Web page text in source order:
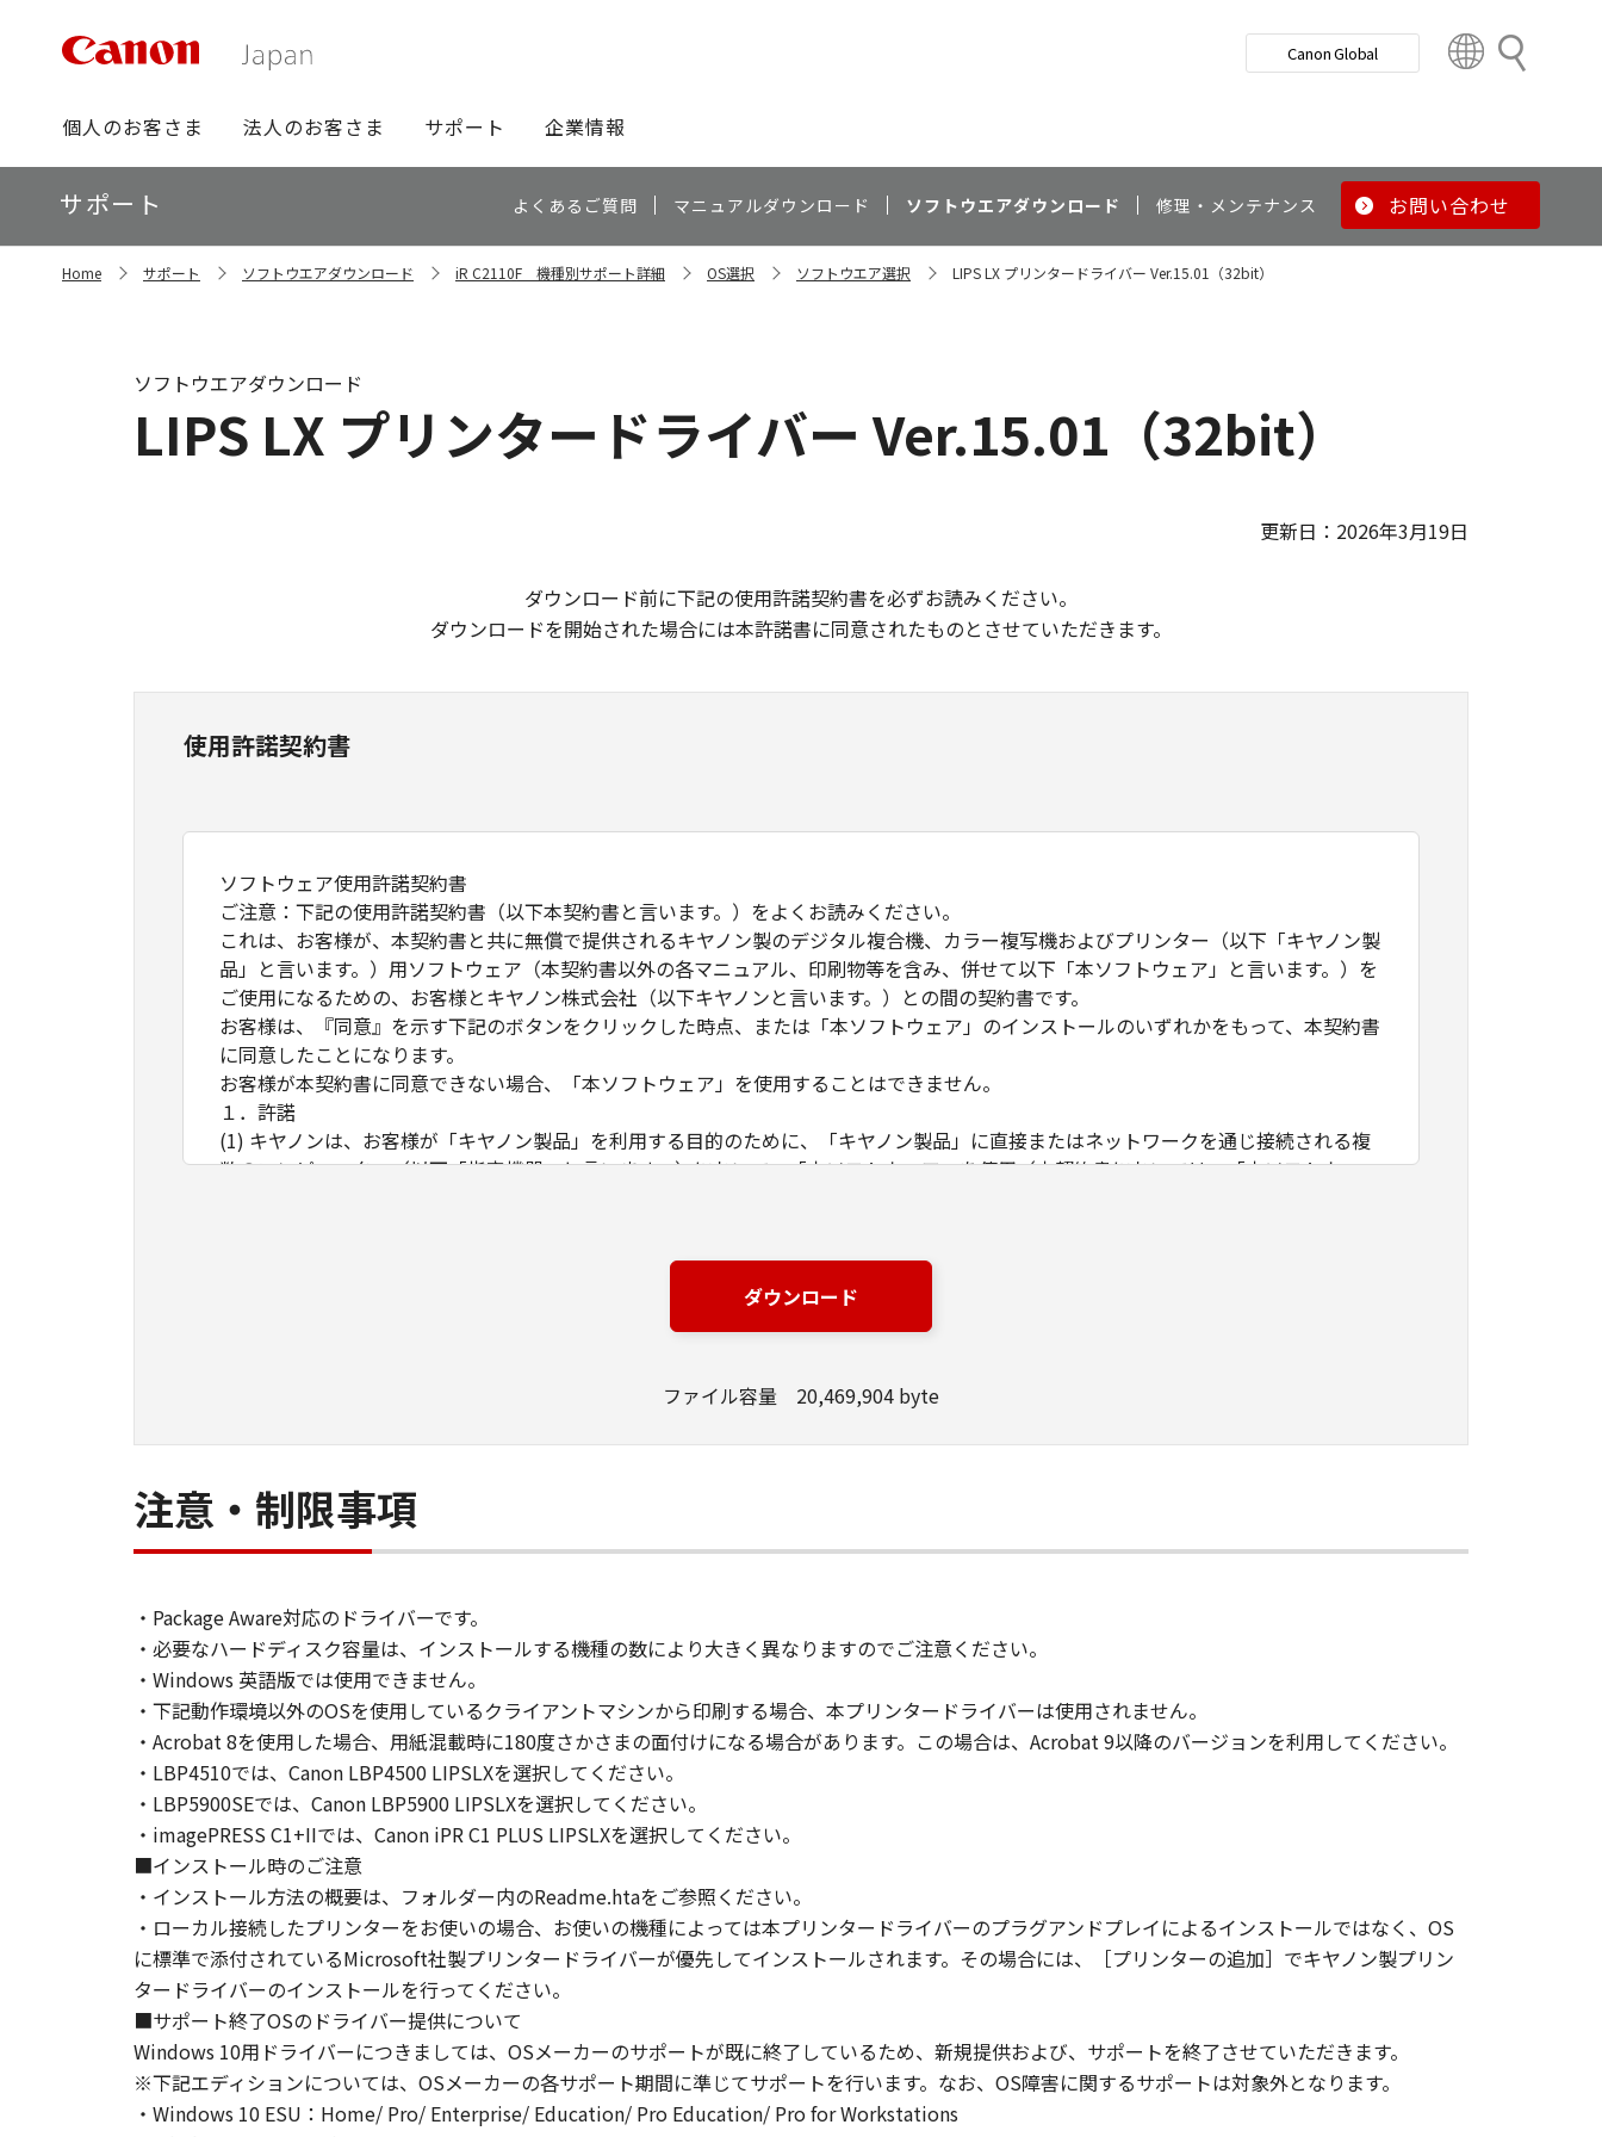
検
グ
ロ
ー
バ
ビ
個人のお客さま 法人のお客さま サポート 企業情報
Canon Global
t
y
ロ
ー
カ
ル
サポート よくあるご質問 マニュアルダウンロード ソフトウエアダウンロード 修理・メンテナンス お問い合わせ
Home サポート ソフトウエアダウンロード iR C2110F 機種別サポート詳細 OS選択 ソフトウエア選択 LIPS LX プリンタードライバー Ver.15.01（32bit）
LIPS LX プリンタードライバー Ver.15.01（32bit）
ソフトウエアダウンロード
更新日：2026年3月19日
ダウンロード前に下記の使用許諾契約書を必ずお読みください。
ダウンロードを開始された場合には本許諾書に同意されたものとさせていただきます。
使用許諾契約書
ソフトウェア使用許諾契約書
ご注意：下記の使用許諾契約書（以下本契約書と言います。）をよくお読みください。
これは、お客様が、本契約書と共に無償で提供されるキヤノン製のデジタル複合機、カラー複写機およびプリンター（以下「キヤノン製
品」と言います。）用ソフトウェア（本契約書以外の各マニュアル、印刷物等を含み、併せて以下「本ソフトウェア」と言います。）を
ご使用になるための、お客様とキヤノン株式会社（以下キヤノンと言います。）との間の契約書です。
お客様は、『同意』を示す下記のボタンをクリックした時点、または「本ソフトウェア」のインストールのいずれかをもって、本契約書
に同意したことになります。
お客様が本契約書に同意できない場合、「本ソフトウェア」を使用することはできません。
１．許諾
(1) キヤノンは、お客様が「キヤノン製品」を利用する目的のために、「キヤノン製品」に直接またはネットワークを通じ接続される複
数のコンピューター（以下「指定機器」と言います。）において、「本ソフトウェア」を使用（本契約書においては、「本ソフトウェ
ネットワークを通じて接続されたコンピューター上で、かかるコンピューターの使用者に対して「本ソフトウェア」を使用させることが
できますが、かかるコンピューターの使用者に本契約書上の義務および条件を遵守させるとともに、その履行に関し全責任を負うことを
(2) お客様は、上記(1)に基づいて「本ソフトウェア」を使用するためのバックアップとして、「本ソフトウェア」を１部、複製すること
(3) 上記(1)および(2)に定める場合を除き、キヤノンまたはキヤノンのライセンサーのいかなる知的財産権も、明示たると黙示たるとを問
２．制限
(1) お客様は、再使用許諾、譲渡、販売、頒布、リースもしくは貸与その他の方法により、第三者に「本ソフトウェア」を使用させるこ
とはできません。
「本ソフトウェア」に係る権原および所有権は、その内容によりキヤノンまたはキヤノンのライセンサーに帰属します。
４．著作権表示
お客様は、「本ソフトウェア」に含まれるキヤノンまたはキヤノンのライセンサーの著作権表示を変更し、除去しもしくは削除してはな
りません。
５．保証の否認・免責
(1) 「本ソフトウェア」は、『現状のまま』の状態で使用許諾されます。キヤノン、キヤノンのライセンサー、キヤノンの子会社、キヤ
ノンの関連会社、それらの販売代理店または販売店のいずれも、「本ソフトウェア」に関して、商品性および特定の目的への適合性の保
証を含め、いかなる保証も、明示たると黙示たるとを問わず一切しないものとします。
(2) キヤノン、キヤノンのライセンサー、キヤノンの子会社、キヤノンの関連会社、それらの販売代理店または販売店のいずれも、「本
ソフトウェア」の使用または使用不能から生ずるいかなる損害（逸失利益およびその他の派生的または付随的な損害を含むがこれらに限
定されない全ての損害を言います。）について、適用法で認められる限り、一切の責任を負わないものとします。たとえ、キヤノン、キ
ヤノンのライセンサー、キヤノンの子会社、キヤノンの関連会社、それらの販売代理店または販売店がかかる損害の可能性について知ら
されていた場合でも同様です。
(3) キヤノン、キヤノンのライセンサー、キヤノンの子会社、キヤノンの関連会社、それらの販売代理店または販売店のいずれも、「本
ソフトウェア」、または「本ソフトウェア」の使用に起因または関連してお客様と第三者との間に生じたいかなる紛争についても、一切
責任を負わないものとします。
６．輸出
お客様は、日本国政府または関連する外国政府より必要な認可等を得ることなしに、「本ソフトウェア」の全部または一部を、直接また
ダウンロード
ファイル容量 20,469,904 byte
注意・制限事項
・Package Aware対応のドライバーです。
・必要なハードディスク容量は、インストールする機種の数により大きく異なりますのでご注意ください。
・Windows 英語版では使用できません。
・下記動作環境以外のOSを使用しているクライアントマシンから印刷する場合、本プリンタードライバーは使用されません。
・Acrobat 8を使用した場合、用紙混載時に180度さかさまの面付けになる場合があります。この場合は、Acrobat 9以降のバージョンを利用してください。
・LBP4510では、Canon LBP4500 LIPSLXを選択してください。
・LBP5900SEでは、Canon LBP5900 LIPSLXを選択してください。
・imagePRESS C1+IIでは、Canon iPR C1 PLUS LIPSLXを選択してください。
■インストール時のご注意
・インストール方法の概要は、フォルダー内のReadme.htaをご参照ください。
・ローカル接続したプリンターをお使いの場合、お使いの機種によっては本プリンタードライバーのプラグアンドプレイによるインストールではなく、OS
に標準で添付されているMicrosoft社製プリンタードライバーが優先してインストールされます。その場合には、［プリンターの追加］でキヤノン製プリン
タードライバーのインストールを行ってください。
■サポート終了OSのドライバー提供について
Windows 10用ドライバーにつきましては、OSメーカーのサポートが既に終了しているため、新規提供および、サポートを終了させていただきます。
※下記エディションについては、OSメーカーの各サポート期間に準じてサポートを行います。なお、OS障害に関するサポートは対象外となります。
・Windows 10 ESU：Home/ Pro/ Enterprise/ Education/ Pro Education/ Pro for Workstations